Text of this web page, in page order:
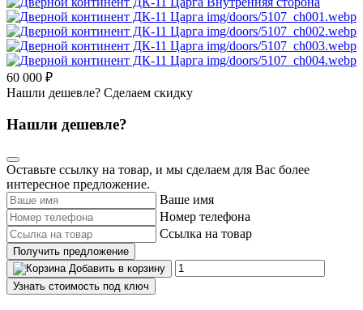
60 000 ₽
Нашли дешевле? Сделаем скидку
Нашли дешевле?
Оставьте ссылку на товар, и мы сделаем для Вас более
интересное предложение.
Ваше имя
Номер телефона
Ссылка на товар
Получить предложение
Добавить в корзину
Узнать стоимость под ключ